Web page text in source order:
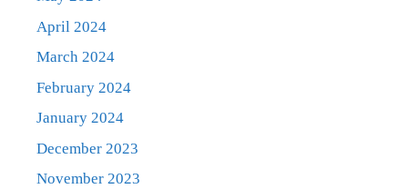
April 2024
March 2024
February 2024
January 2024
December 2023
November 2023